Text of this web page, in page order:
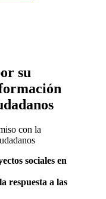
su
sociales en
respuesta a las